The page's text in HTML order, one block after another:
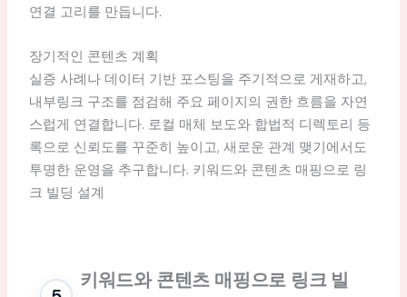
연결 고리를 만듭니다.
장기적인 콘텐츠 계획
실증 사례나 데이터 기반 포스팅을 주기적으로 게재하고,
내부링크 구조를 점검해 주요 페이지의 권한 흐름을 자연
스럽게 연결합니다. 로컬 매체 보도와 합법적 디렉토리 등
록으로 신뢰도를 꾸준히 높이고, 새로운 관계 맺기에서도
투명한 운영을 추구합니다. 키워드와 콘텐츠 매핑으로 링
크 빌딩 설계
키워드와 콘텐츠 매핑으로 링크 빌